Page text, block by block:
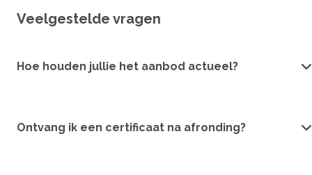
Veelgestelde vragen
Hoe houden jullie het aanbod actueel?
Ontvang ik een certificaat na afronding?